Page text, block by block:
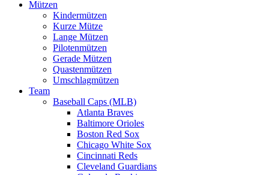
Mützen
Kindermützen
Kurze Mütze
Lange Mützen
Pilotenmützen
Gerade Mützen
Quastenmützen
Umschlagmützen
Team
Baseball Caps (MLB)
Atlanta Braves
Baltimore Orioles
Boston Red Sox
Chicago White Sox
Cincinnati Reds
Cleveland Guardians